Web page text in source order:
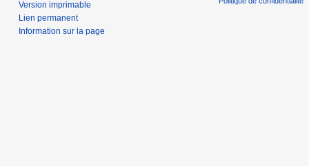
Version imprimable
Lien permanent
Information sur la page